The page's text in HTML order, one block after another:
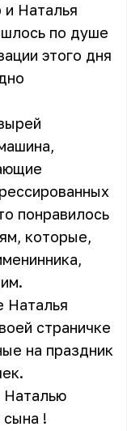
Наталья
по душе
этого дня
понравилось
которые,
Наталья
страничке
на праздник
Наталью
!